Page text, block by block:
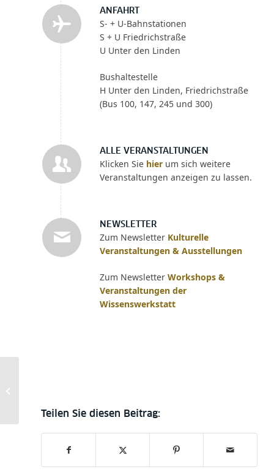
ANFAHRT
S- + U-Bahnstationen
S + U Friedrichstraße
U Unter den Linden
Bushaltestelle
H Unter den Linden, Friedrichstraße
(Bus 100, 147, 245 und 300)
ALLE VERANSTALTUNGEN
Klicken Sie hier um sich weitere
Veranstaltungen anzeigen zu lassen.
NEWSLETTER
Zum Newsletter Kulturelle
Veranstaltungen & Ausstellungen
Zum Newsletter Workshops &
Veranstaltungen der
Wissenswerkstatt
hochroth Verlag trifft...